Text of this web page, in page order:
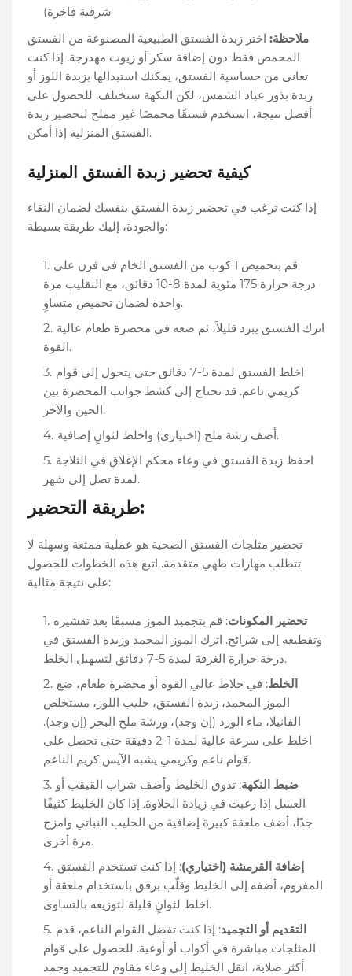
شرقية فاخرة)
ملاحظة: اختر زبدة الفستق الطبيعية المصنوعة من الفستق
المحمص فقط دون إضافة سكر أو زيوت مهدرجة. إذا كنت
تعاني من حساسية الفستق، يمكنك استبدالها بزبدة اللوز أو
زبدة بذور عباد الشمس، لكن النكهة ستختلف. للحصول على
أفضل نتيجة، استخدم فستقًا محمصًا غير مملح لتحضير زبدة
الفستق المنزلية إذا أمكن.
كيفية تحضير زبدة الفستق المنزلية
إذا كنت ترغب في تحضير زبدة الفستق بنفسك لضمان النقاء
والجودة، إليك طريقة بسيطة:
قم بتحميص 1 كوب من الفستق الخام في فرن على
درجة حرارة 175 مئوية لمدة 8-10 دقائق، مع التقليب مرة
واحدة لضمان تحميص متساوٍ.
اترك الفستق يبرد قليلاً، ثم ضعه في محضرة طعام عالية
القوة.
اخلط الفستق لمدة 5-7 دقائق حتى يتحول إلى قوام
كريمي ناعم. قد تحتاج إلى كشط جوانب المحضرة بين
الحين والآخر.
أضف رشة ملح (اختياري) واخلط لثوانٍ إضافية.
احفظ زبدة الفستق في وعاء محكم الإغلاق في الثلاجة
لمدة تصل إلى شهر.
طريقة التحضير:
تحضير مثلجات الفستق الصحية هو عملية ممتعة وسهلة لا
تتطلب مهارات طهي متقدمة. اتبع هذه الخطوات للحصول
على نتيجة مثالية:
تحضير المكونات: قم بتجميد الموز مسبقًا بعد تقشيره
وتقطيعه إلى شرائح. اترك الموز المجمد وزبدة الفستق في
درجة حرارة الغرفة لمدة 5-7 دقائق لتسهيل الخلط.
الخلط: في خلاط عالي القوة أو محضرة طعام، ضع
الموز المجمد، زبدة الفستق، حليب اللوز، مستخلص
الفانيلا، ماء الورد (إن وجد)، ورشة ملح البحر (إن وجد).
اخلط على سرعة عالية لمدة 1-2 دقيقة حتى تحصل على
قوام ناعم وكريمي يشبه الآيس كريم الناعم.
ضبط النكهة: تذوق الخليط وأضف شراب القيقب أو
العسل إذا رغبت في زيادة الحلاوة. إذا كان الخليط كثيفًا
جدًا، أضف ملعقة كبيرة إضافية من الحليب النباتي وامزج
مرة أخرى.
إضافة القرمشة (اختياري): إذا كنت تستخدم الفستق
المفروم، أضفه إلى الخليط وقلّب برفق باستخدام ملعقة أو
اخلط لثوانٍ قليلة لتوزيعه بالتساوي.
التقديم أو التجميد: إذا كنت تفضل القوام الناعم، قدم
المثلجات مباشرة في أكواب أو أوعية. للحصول على قوام
أكثر صلابة، انقل الخليط إلى وعاء مقاوم للتجميد وجمد